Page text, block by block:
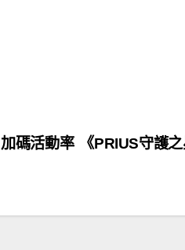
《PRIUS守護
碼活動率